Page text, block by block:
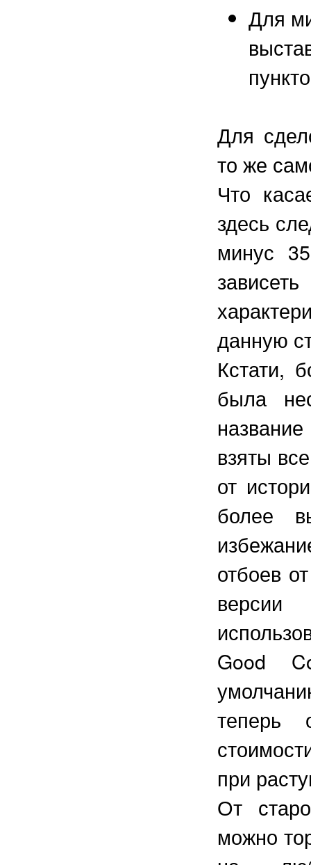
Для
Для
то же
Что
здесь
минус
данную
Кстати,
была
взяты
от
более
отбоев
Good
теперь
при
От
можно